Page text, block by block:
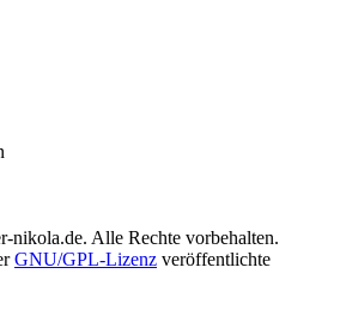
nikola.de. Alle Rechte vorbehalten.
GNU/GPL-Lizenz veröffentlichte